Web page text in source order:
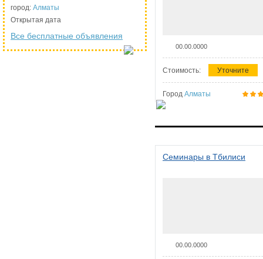
город: Алматы
Открытая дата
Все бесплатные объявления
00.00.0000
Стоимость: Уточните
Город Алматы
Семинары в Тбилиси
00.00.0000